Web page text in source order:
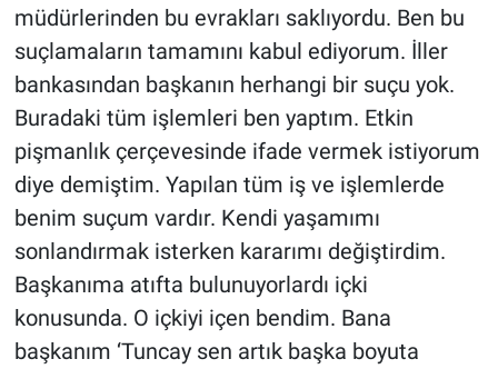
müdürlerinden bu evrakları saklıyordu. Ben bu
suçlamaların tamamını kabul ediyorum. İller
bankasından başkanın herhangi bir suçu yok.
Buradaki tüm işlemleri ben yaptım. Etkin
pişmanlık çerçevesinde ifade vermek istiyorum
diye demiştim. Yapılan tüm iş ve işlemlerde
benim suçum vardır. Kendi yaşamımı
sonlandırmak isterken kararımı değiştirdim.
Başkanıma atıfta bulunuyorlardı içki
konusunda. O içkiyi içen bendim. Bana
başkanım ‘Tuncay sen artık başka boyuta